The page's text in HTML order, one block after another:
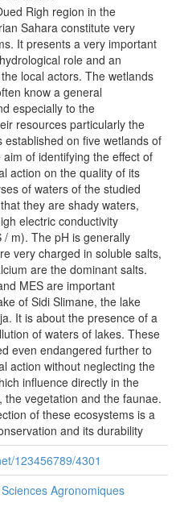
Righ region in the
Sahara constitute very
It presents a very important
role and an
local actors. The wetlands
know a general
especially to the
resources particularly the
established on five wetlands of
of identifying the effect of
action on the quality of its
of waters of the studied
they are shady waters,
electric conductivity
/ m). The pH is generally
very charged in soluble salts,
are the dominant salts.
MES are important
of Sidi Slimane, the lake
It is about the presence of a
of waters of lakes. These
even endangered further to
action without neglecting the
influence directly in the
the vegetation and the faunae.
of these ecosystems is a
and its durability
123456789/4301
Agronomiques